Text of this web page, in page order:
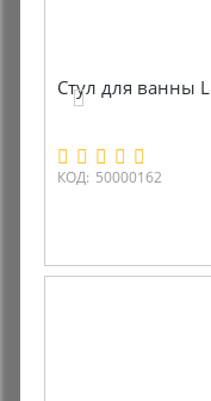
Стул для ванны
КОД: 50000162